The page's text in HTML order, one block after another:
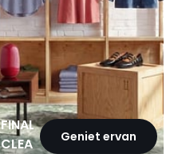
FINAL
CLEARANCEGeniet ervan